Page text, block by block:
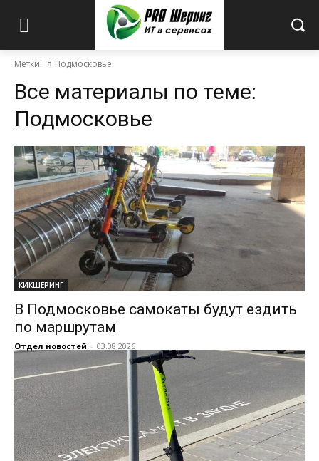
Метки: Подмосковье
Все материалы по теме:
Подмосковье
КИКШЕРИНГ
В Подмосковье самокаты будут ездить
по маршрутам
Отдел новостей - 03.08.2026